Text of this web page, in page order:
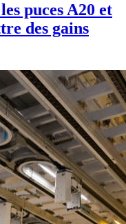
puces A20 et
des gains